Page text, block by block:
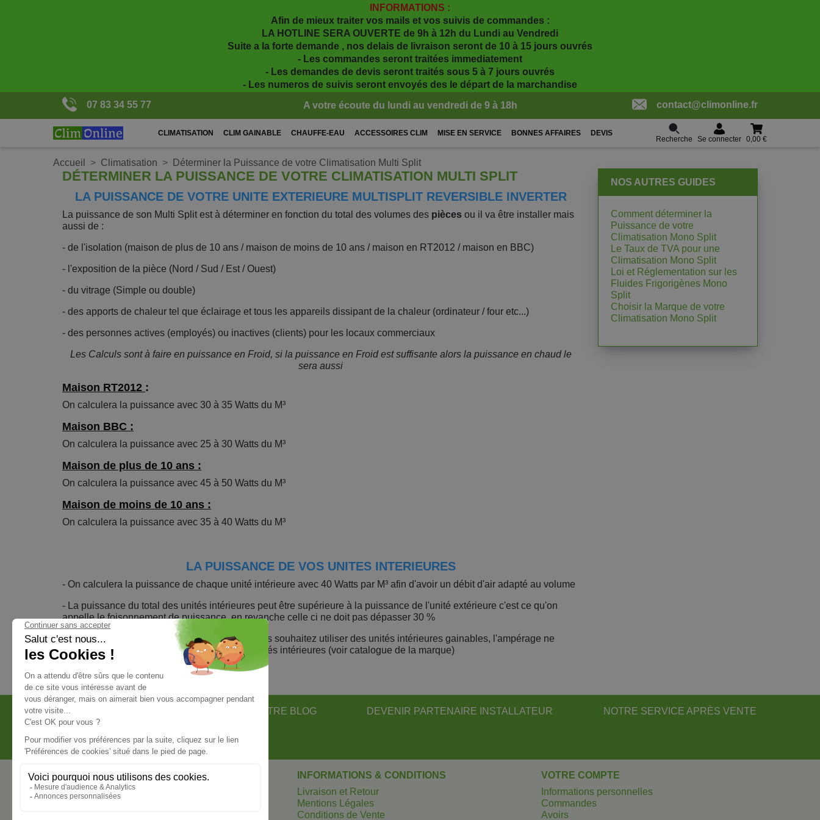
INFORMATIONS :
Afin de mieux traiter vos mails et vos suivis de commandes :
LA HOTLINE SERA OUVERTE de 9h à 12h du Lundi au Vendredi
Suite a la forte demande , nos delais de livraison seront de 10 à 15 jours ouvrés
- Les commandes seront traitées immediatement
- Les demandes de devis seront traités sous 5 à 7 jours ouvrés
- Les numeros de suivis seront envoyés des le départ de la marchandise
07 83 34 55 77
A votre écoute du lundi au vendredi de 9 à 18h contact@climonline.fr
CLIMATISATION CLIM GAINABLE CHAUFFE-EAU ACCESSOIRES CLIM MISE EN SERVICE BONNES AFFAIRES DEVIS
Recherche Se connecter 0,00 €
Accueil Climatisation Déterminer la Puissance de votre Climatisation Multi Split
DÉTERMINER LA PUISSANCE DE VOTRE CLIMATISATION MULTI SPLIT
LA PUISSANCE DE VOTRE UNITE EXTERIEURE MULTISPLIT REVERSIBLE INVERTER
La puissance de son Multi Split est à déterminer en fonction du total des volumes des pièces ou il va être installer mais
aussi de :
- de l'isolation (maison de plus de 10 ans / maison de moins de 10 ans / maison en RT2012 / maison en BBC)
- l'exposition de la pièce (Nord / Sud / Est / Ouest)
- du vitrage (Simple ou double)
- des apports de chaleur tel que éclairage et tous les appareils dissipant de la chaleur (ordinateur / four etc...)
- des personnes actives (employés) ou inactives (clients) pour les locaux commerciaux
Les Calculs sont à faire en puissance en Froid, si la puissance en Froid est suffisante alors la puissance en chaud le
sera aussi
Maison RT2012 :
On calculera la puissance avec 30 à 35 Watts du M³
Maison BBC :
On calculera la puissance avec 25 à 30 Watts du M³
Maison de plus de 10 ans :
On calculera la puissance avec 45 à 50 Watts du M³
Maison de moins de 10 ans :
On calculera la puissance avec 35 à 40 Watts du M³
LA PUISSANCE DE VOS UNITES INTERIEURES
- On calculera la puissance de chaque unité intérieure avec 40 Watts par M³ afin d'avoir un débit d'air adapté au volume
- La puissance du total des unités intérieures peut être supérieure à la puissance de l'unité extérieure c'est ce qu'on
appelle le foisonnement de puissance, en revanche celle ci ne doit pas dépasser 30 %
- Attention chez MITSUBISHI ELECTRIC si vous souhaitez utiliser des unités intérieures gainables, l'ampérage ne
devra pas dépasser 3 Ampères au total des unités intérieures (voir catalogue de la marque)
NOS AUTRES GUIDES
Comment déterminer la
Puissance de votre
Climatisation Mono Split
Le Taux de TVA pour une
Climatisation Mono Split
Loi et Réglementation sur les
Fluides Frigorigènes Mono
Split
Choisir la Marque de votre
Climatisation Mono Split
LES TÉMOIGNAGES CLIENTS NOTRE BLOG DEVENIR PARTENAIRE INSTALLATEUR NOTRE SERVICE APRÈS VENTE
NOS PARTENAIRES OFFICIELS
NOUS CONTACTER
ClimOnline
69 Rue du Puits de Fabre
INFORMATIONS & CONDITIONS
Livraison et Retour
Mentions Légales
Conditions de Vente
VOTRE COMPTE
Informations personnelles
Commandes
Avoirs